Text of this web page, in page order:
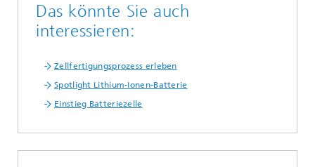
Das könnte Sie auch
interessieren:
Zellfertigungsprozess erleben
Spotlight Lithium-Ionen-Batterie
Einstieg Batteriezelle